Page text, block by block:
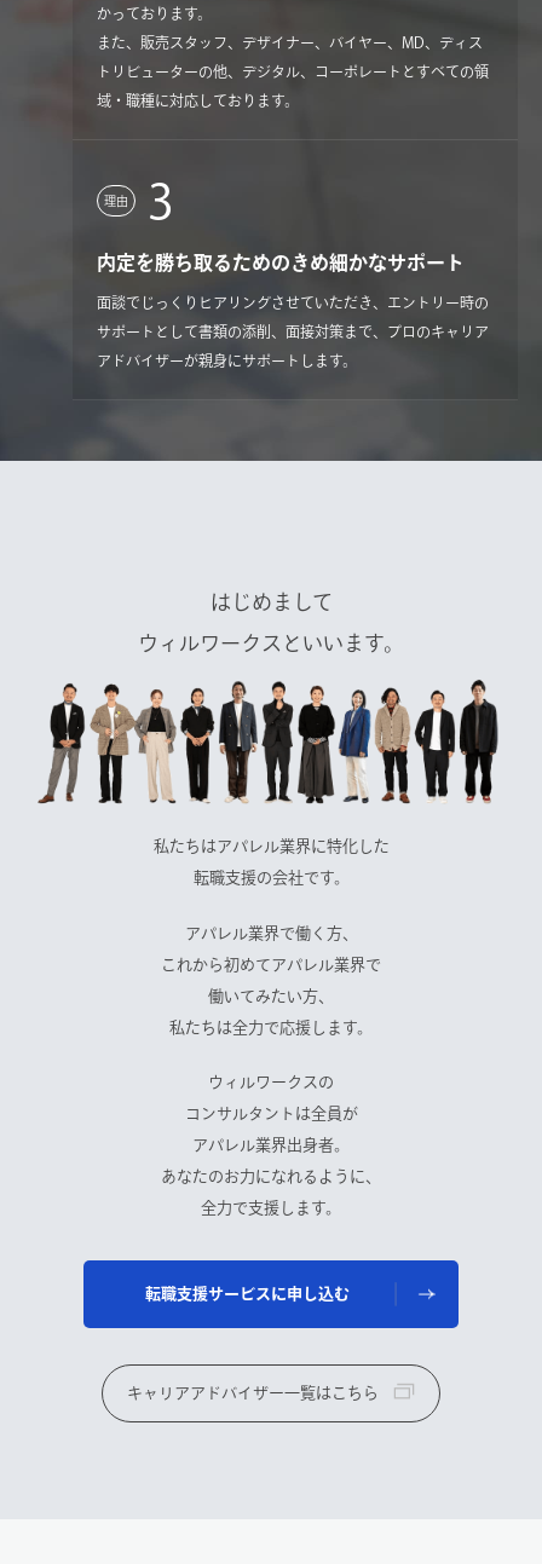
かっております。
また、販売スタッフ、デザイナー、バイヤー、MD、ディス
トリビューターの他、デジタル、コーポレートとすべての領
域・職種に対応しております。
理由 3
内定を勝ち取るためのきめ細かなサポート
面談でじっくりヒアリングさせていただき、エントリー時の
サポートとして書類の添削、面接対策まで、プロのキャリア
アドバイザーが親身にサポートします。
はじめまして
ウィルワークスといいます。
私たちはアパレル業界に特化した
転職支援の会社です。
アパレル業界で働く方、
これから初めてアパレル業界で
働いてみたい方、
私たちは全力で応援します。
ウィルワークスの
コンサルタントは全員が
アパレル業界出身者。
あなたのお力になれるように、
全力で支援します。
転職支援サービスに申し込む
キャリアアドバイザー一覧はこちら